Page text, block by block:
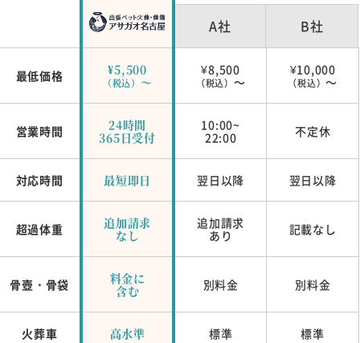
A社 B社
最低価格 ¥5,500
（税込） ～
¥8,500
（税込） ～
¥10,000
（税込）～
営業時間
24時間
365日受付
10:00~
22:00
不定休
対応時間 最短即日 翌日以降 翌日以降
超過体重
追加請求
なし
追加請求
あり
記載なし
骨壺・骨袋
料金に
含む
別料金 別料金
火葬車 高水準 標準 標準